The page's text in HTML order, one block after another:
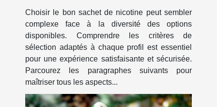
Choisir le bon sachet de nicotine peut sembler
complexe face à la diversité des options
disponibles. Comprendre les critères de
sélection adaptés à chaque profil est essentiel
pour une expérience satisfaisante et sécurisée.
Parcourez les paragraphes suivants pour
maîtriser tous les aspects...